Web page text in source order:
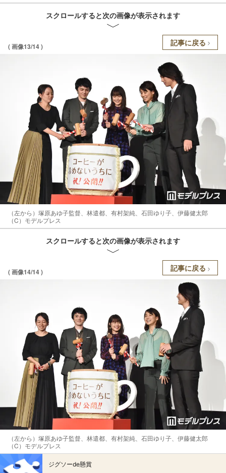
スクロールすると次の画像が表示されます
( 画像13/14 ) 記事に戻る
（左から）塚原あゆ子監督、林遣都、有村架純、石田ゆり子、伊藤健太郎
（C）モデルプレス
スクロールすると次の画像が表示されます
( 画像14/14 ) 記事に戻る
（左から）塚原あゆ子監督、林遣都、有村架純、石田ゆり子、伊藤健太郎
（C）モデルプレス
ジグソーde懸賞